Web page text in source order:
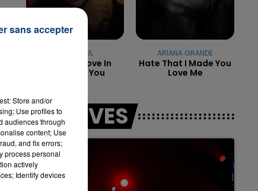
7h00 - 11h00
LA TEAM DE L'ÉTÉ
SEAN PAUL
I'm Still In Love In
Love With You
ARIANA GRANDE
Hate That I Made You
Love Me
LES LIVES
Store and/or
Use profiles to
audiences through
content; Use
and fix errors;
process personal
actively
Identify devices
sans accepter